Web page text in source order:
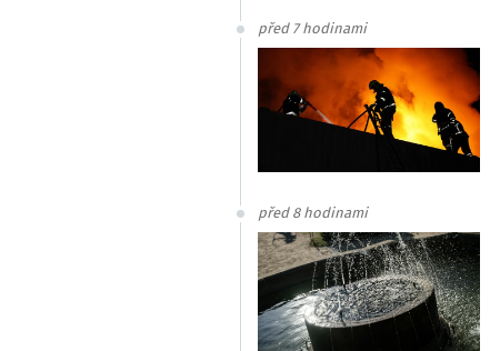
před 7 hodinami
před 8 hodinami